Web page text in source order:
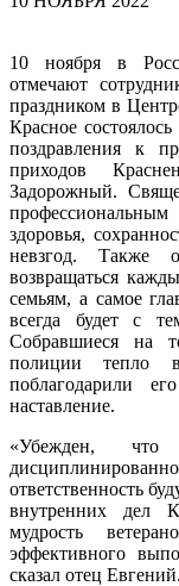
10 ноября в
отмечают
праздником в
Красное
поздравления к
приходов
Задорожный.
здоровья,
невзгод. Также
возвращаться
семьям, а самое
всегда будет с
Собравшиеся на
полиции тепло
поблагодарили
наставление.
«Убежден, что
ответственность
внутренних дел
мудрость
эффективного
сказал отец Евгений.